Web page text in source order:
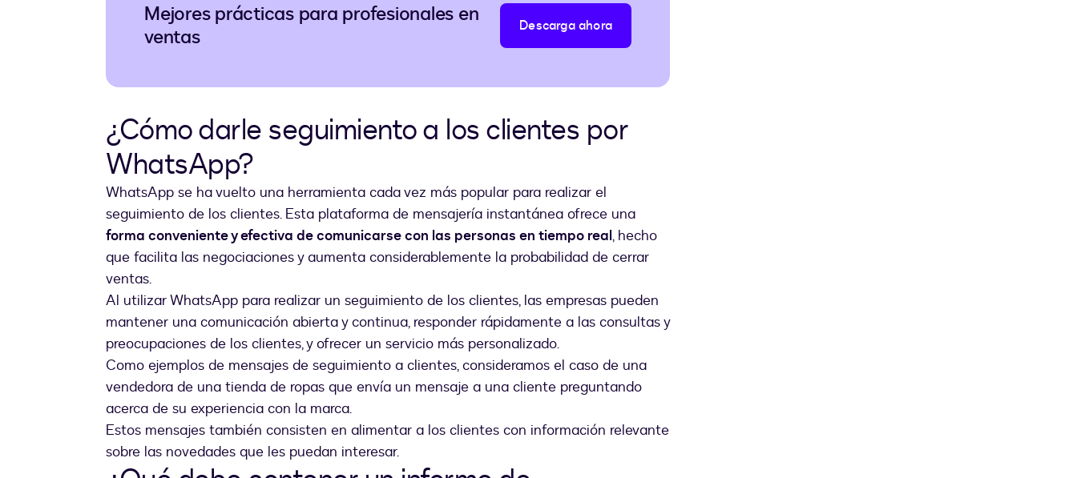
Mejores prácticas para profesionales en
ventas
Descarga ahora
¿Cómo darle seguimiento a los clientes por
WhatsApp?
WhatsApp se ha vuelto una herramienta cada vez más popular para realizar el
seguimiento de los clientes. Esta plataforma de mensajería instantánea ofrece una
forma conveniente y efectiva de comunicarse con las personas en tiempo real, hecho
que facilita las negociaciones y aumenta considerablemente la probabilidad de cerrar
ventas.
Al utilizar WhatsApp para realizar un seguimiento de los clientes, las empresas pueden
mantener una comunicación abierta y continua, responder rápidamente a las consultas y
preocupaciones de los clientes, y ofrecer un servicio más personalizado.
Como ejemplos de mensajes de seguimiento a clientes, consideramos el caso de una
vendedora de una tienda de ropas que envía un mensaje a una cliente preguntando
acerca de su experiencia con la marca.
Estos mensajes también consisten en alimentar a los clientes con información relevante
sobre las novedades que les puedan interesar.